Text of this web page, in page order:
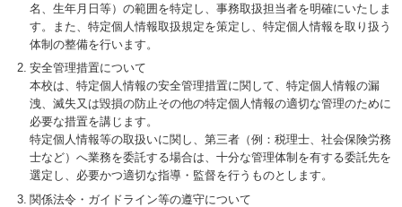
名、生年月日等）の範囲を特定し、事務取扱担当者を明確にいたしま
す。また、特定個人情報取扱規定を策定し、特定個人情報を取り扱う
体制の整備を行います。
安全管理措置について
本校は、特定個人情報の安全管理措置に関して、特定個人情報の漏
洩、滅失又は毀損の防止その他の特定個人情報の適切な管理のために
必要な措置を講じます。
特定個人情報等の取扱いに関し、第三者（例：税理士、社会保険労務
士など）へ業務を委託する場合は、十分な管理体制を有する委託先を
選定し、必要かつ適切な指導・監督を行うものとします。
関係法令・ガイドライン等の遵守について